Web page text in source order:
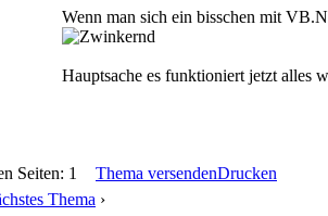
Wenn man sich ein bisschen mit
Hauptsache es funktioniert jetzt alles
Seiten: 1
Thema versendenDrucken
Thema ›